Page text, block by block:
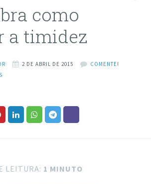
como
a timidez
2 DE ABRIL DE 2015
COMENTE!
LEITURA: 1 MINUTO